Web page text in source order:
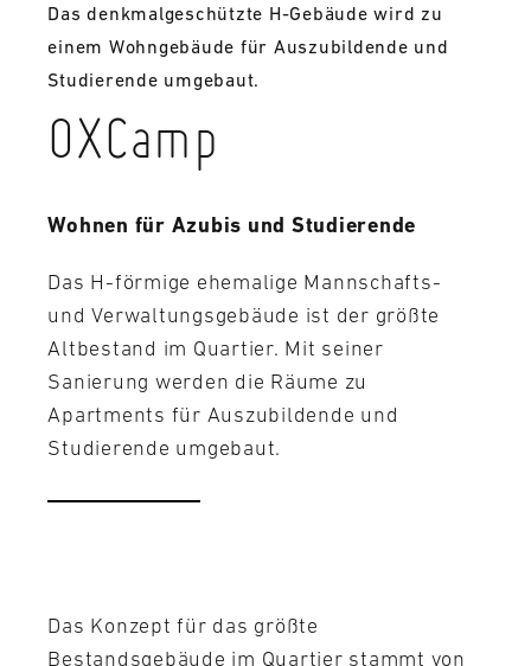
Das denkmalgeschützte H-Gebäude wird zu
einem Wohngebäude für Auszubildende und
Studierende umgebaut.
OXCamp
Wohnen für Azubis und Studierende
Das H-förmige ehemalige Mannschafts-
und Verwaltungsgebäude ist der größte
Altbestand im Quartier. Mit seiner
Sanierung werden die Räume zu
Apartments für Auszubildende und
Studierende umgebaut.
Das Konzept für das größte
Bestandsgebäude im Quartier stammt von